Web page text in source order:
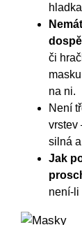
či
na ni.
Není
vrstev
silná
Jak
není-li